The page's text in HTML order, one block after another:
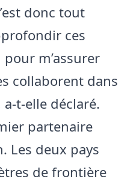
donc tout
ces
m’assurer
collaborent dans
t-elle déclaré.
partenaire
Les deux pays
de frontière